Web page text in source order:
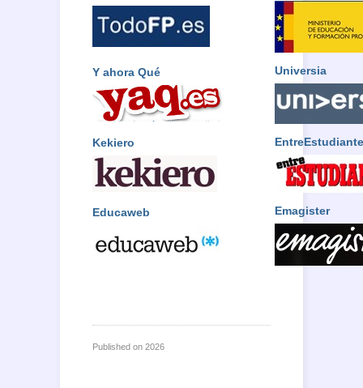
Y ahora Qué Universia
Kekiero
Educaweb Emagister
Published on 2026